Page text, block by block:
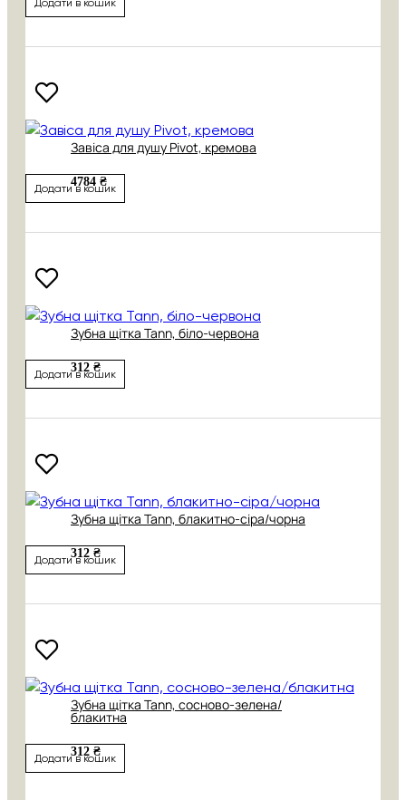
Завіса для душу Pivot, кремова
4784 ₴
Додати в кошик
Зубна щітка Tann, біло-червона
312 ₴
Додати в кошик
Зубна щітка Tann, блакитно-сіра/чорна
312 ₴
Додати в кошик
Зубна щітка Tann, сосново-зелена/
блакитна
312 ₴
Додати в кошик